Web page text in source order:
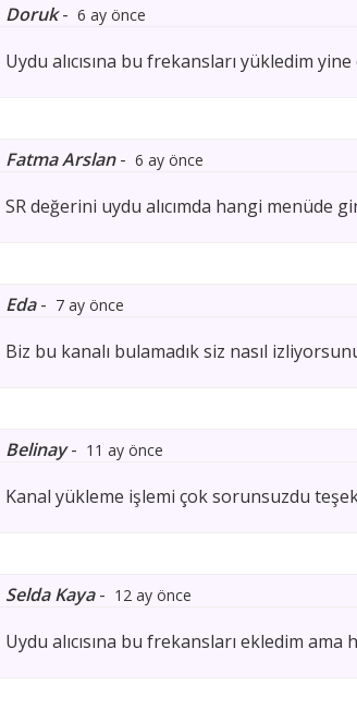
Doruk- 6 ay önce
Uydu alıcısına bu frekansları yükledim
Fatma Arslan- 6 ay önce
SR değerini uydu alıcımda hangi menüde
Eda- 7 ay önce
Biz bu kanalı bulamadık siz nasıl
Belinay- 11 ay önce
Kanal yükleme işlemi çok sorunsuzdu
Selda Kaya- 12 ay önce
Uydu alıcısına bu frekansları ekledim ama